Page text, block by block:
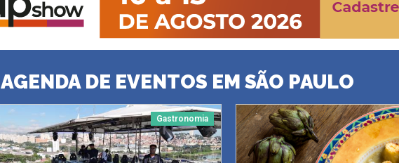
AGENDA DE EVENTOS EM SÃO PAULO
Gastronomia